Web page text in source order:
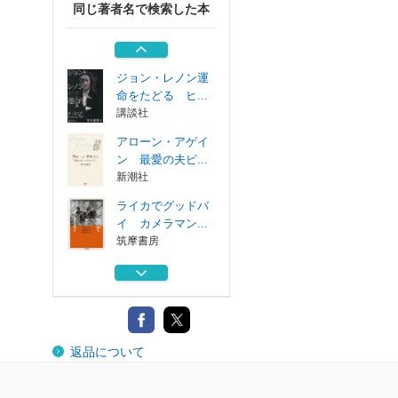
同じ著者名で検索した本
７３１ 石井四郎
と細菌戦部隊の...
新潮社
ジョン・レノン運
命をたどる ヒ...
講談社
アローン・アゲイ
ン 最愛の夫ピ...
新潮社
ライカでグッドバ
イ カメラマン...
筑摩書房
アメリア・イヤハ
集英社
７３１ 石井四郎
と細菌戦部隊の...
返品について